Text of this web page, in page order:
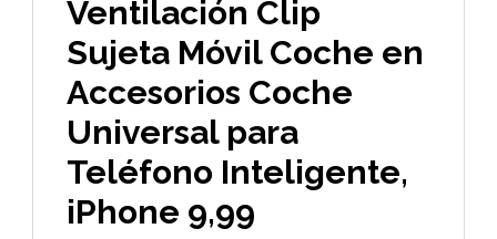
Ventilación Clip
Sujeta Móvil Coche en
Accesorios Coche
Universal para
Teléfono Inteligente,
iPhone 9,99